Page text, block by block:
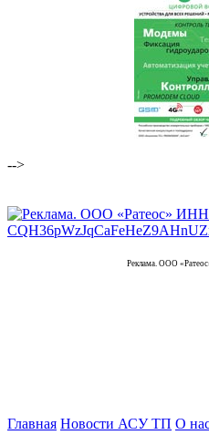
-->
Реклама. ООО
Главная Новости АСУ ТП О